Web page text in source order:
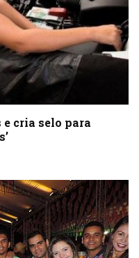
cria selo para